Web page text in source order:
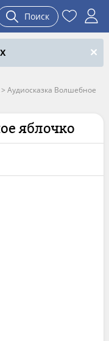
Поиск
> Аудиосказка Волшебное
яблочко